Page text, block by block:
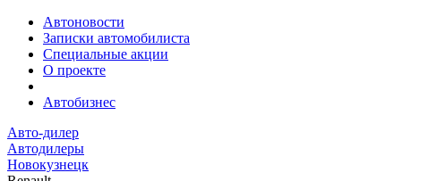
Автоновости
Записки автомобилиста
Специальные акции
О проекте
Автобизнес
Авто-дилер
Автодилеры
Новокузнецк